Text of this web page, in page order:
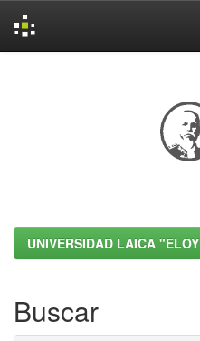
UNIVERSIDAD LAICA
Buscar